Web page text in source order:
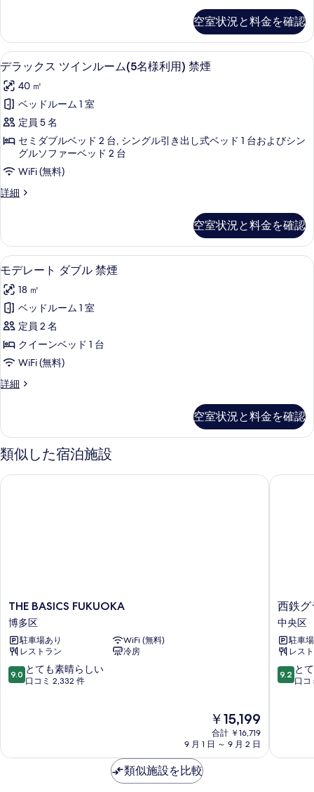
の
写
真
を
表
示
る
ム
(4
名
様
利
用)
禁
煙
す
て
の
写
真
を
表
示
す
る
ス
ツ
イ
ル
ー
ム
(4
名
利
用)
禁
細
空室状況と料金を確認
デ
ラ
ッ
ク
ス
イ
ン
ム
(5
名
様
利
用)
禁
煙
の
て
の
写
羽毛の掛け布団、セーフティボック
11
デラックス ツインルーム(5名様利用) 禁煙
40 ㎡
ベッドルーム 1 室
定員 5 名
セミダブルベッド 2 台, シングル引き出し式ベッド 1 台およびシン
グルソファーベッド 2 台
WiFi (無料)
詳細
デ
ス
ツ
イ
ル
ー
ム
(5
名
様
利
用)
詳
細
空室状況と料金を確認
モ
デ
レ
ー
ト
ダ
ル
煙
の
す
べ
示
す
る
モデレート ダブル 禁煙 | 羽毛の掛け
12
モデレート ダブル 禁煙
18 ㎡
ベッドルーム 1 室
定員 2 名
クイーンベッド 1 台
WiFi (無料)
詳細
モ
ト
ダ
ブ
禁
空室状況と料金を確認
類似した宿泊施設
THE
BASICS
FUKUOKA
博
多
区
THE BASICS FUKUOKA
博多区
駐車場あり
WiFi (無料)
レストラン
冷房
10
段
も
9.0 とても素晴らしい
口コミ 2,332 件
現
在
の
￥15,199
合計 ￥16,719
9 月 1 日 ～ 9 月 2 日
THE BASICS FUKUOKA
西
鉄
グ
ラ
ン
ド
ホ
西鉄グ
中央区
駐車
レス
10
段
も
9.2 と
口コ
西鉄グ
類似施設を比較